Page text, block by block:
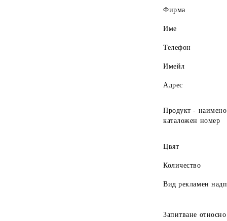
Фирма
Име
Телефон
Имейл
Адрес
Продукт -
каталожен номер
Цвят
Количество
Вид рекламен
Запитване относно